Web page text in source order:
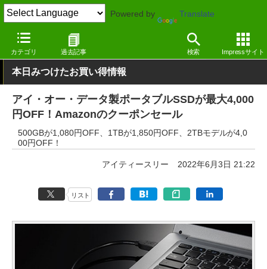
Powered by Translate
カテゴリ 過去記事 検索 Impressサイト
窓の杜 システム・ファイル その他
本日みつけたお買い得情報
アイ・オー・データ製ポータブルSSDが最大4,000
円OFF！Amazonのクーポンセール
500GBが1,080円OFF、1TBが1,850円OFF、2TBモデルが4,0
00円OFF！
アイティースリー 2022年6月3日 21:22
リスト